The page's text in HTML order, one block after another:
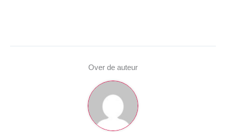
Over de auteur